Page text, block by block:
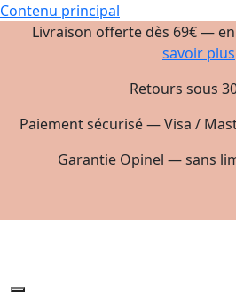
Contenu principal
Livraison offerte dès 69€ —
savoir plus
Retours sous
Paiement sécurisé — Visa /
Garantie Opinel — sans